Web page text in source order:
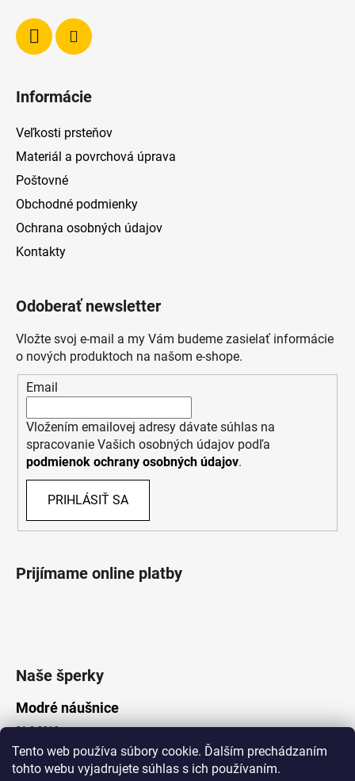
Tento web používa súbory cookie. Ďalším prechádzaním
tohto webu vyjadrujete súhlas s ich používaním.
Informácie
Veľkosti prsteňov
Materiál a povrchová úprava
Poštovné
Obchodné podmienky
Ochrana osobných údajov
Kontakty
Odoberať newsletter
Vložte svoj e-mail a my Vám budeme zasielať informácie
o nových produktoch na našom e-shope.
Email
Vložením emailovej adresy dávate súhlas na
spracovanie Vašich osobných údajov podľa
podmienok ochrany osobných údajov.
PRIHLÁSIŤ SA
Prijímame online platby
Naše šperky
Modré náušnice
21.8.2019